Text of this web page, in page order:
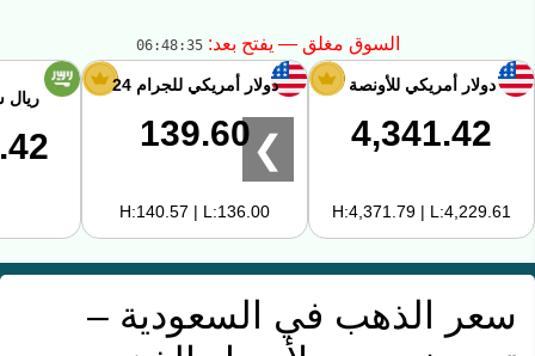
السوق مغلق — يفتح بعد: 06:48:35
دولار أمريكي للأونصة
4,341.42
H:4,371.79 | L:4,229.61
دولار أمريكي للجرام 24
139.60
H:140.57 | L:136.00
ريال
❯
سعر الذهب في السعودية –